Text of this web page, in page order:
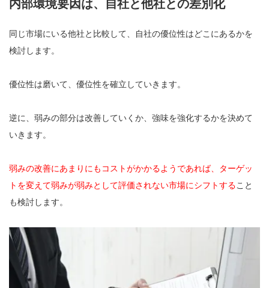
内部環境要因は、自社と他社との差別化
同じ市場にいる他社と比較して、自社の優位性はどこにあるかを
検討します。
優位性は磨いて、優位性を確立していきます。
逆に、弱みの部分は改善していくか、強味を強化するかを決めて
いきます。
弱みの改善にあまりにもコストがかかるようであれば、ターゲッ
トを変えて弱みが弱みとして評価されない市場にシフトすること
も検討します。